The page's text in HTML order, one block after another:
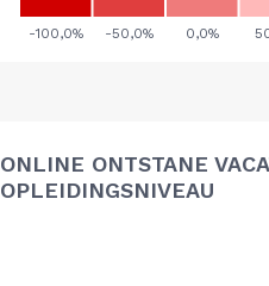
ONLINE ONTSTANE
OPLEIDINGSNIVEAU